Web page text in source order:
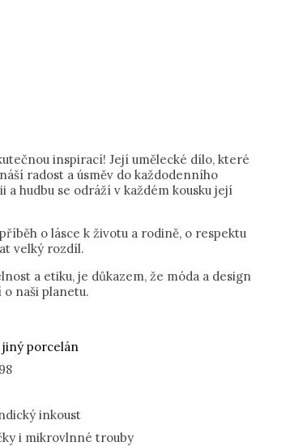
inspirací! Její umělecké dílo, které
radost a úsměv do každodenního
hudbu se odráží v každém kousku její
o lásce k životu a rodině, o respektu
velký rozdíl.
a etiku, je důkazem, že móda a design
naši planetu.
jiný porcelán
inkoust
i mikrovlnné trouby